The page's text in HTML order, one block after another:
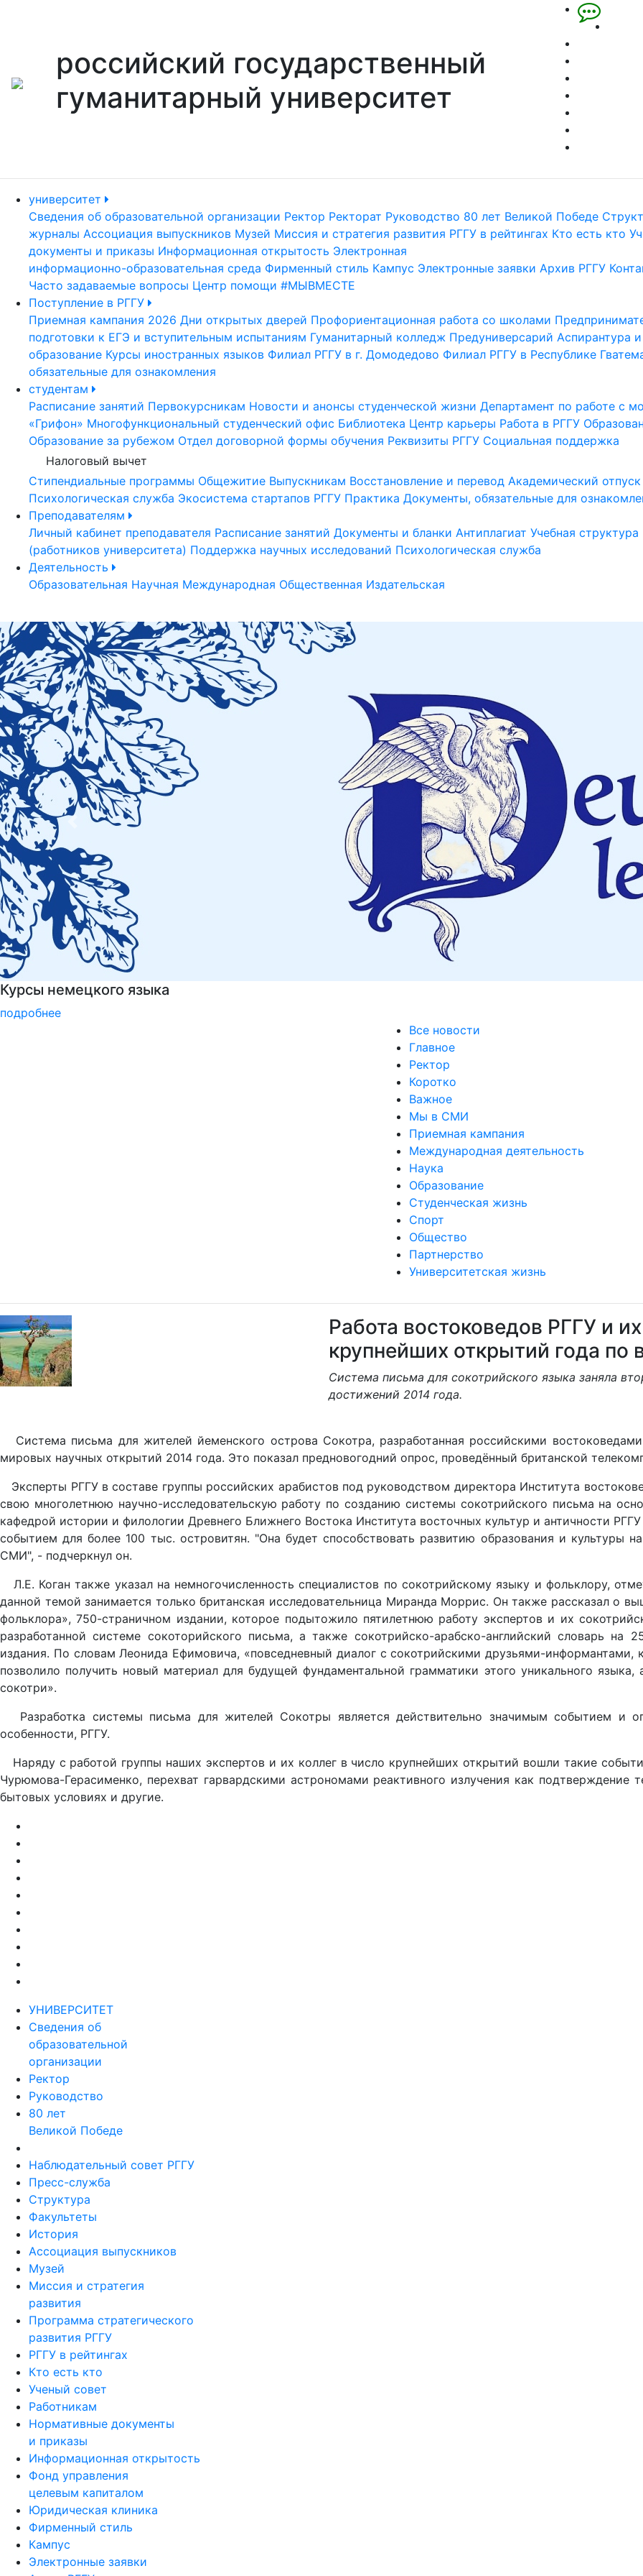
российский государственный
гуманитарный университет
университет
Сведения об образовательной организации Ректор Ректорат Руководство 80 лет Великой Победе
журналы Ассоциация выпускников Музей Миссия и стратегия развития РГГУ в рейтингах Кто есть кто
документы и приказы Информационная открытость Электронная
информационно-образовательная среда Фирменный стиль Кампус Электронные заявки Архив РГГУ
Часто задаваемые вопросы Центр помощи #МЫВМЕСТЕ
Поступление в РГГУ
Приемная кампания 2026 Дни открытых дверей Профориентационная работа со школами
подготовки к ЕГЭ и вступительным испытаниям Гуманитарный колледж Предуниверсарий Аспирантура
образование Курсы иностранных языков Филиал РГГУ в г. Домодедово Филиал РГГУ в Республике
обязательные для ознакомления
студентам
Расписание занятий Первокурсникам Новости и анонсы студенческой жизни Департамент по работе с
«Грифон» Многофункциональный студенческий офис Библиотека Центр карьеры Работа в РГГУ
Образование за рубежом Отдел договорной формы обучения Реквизиты РГГУ Социальная поддержка
Налоговый вычет
Стипендиальные программы Общежитие Выпускникам Восстановление и перевод Академический отпуск
Психологическая служба Экосистема стартапов РГГУ Практика Документы, обязательные для
Преподавателям
Личный кабинет преподавателя Расписание занятий Документы и бланки Антиплагиат Учебная структура
(работников университета) Поддержка научных исследований Психологическая служба
Деятельность
Образовательная Научная Международная Общественная Издательская
Узнать больше о музейных экспонатах и актуальных выставках
подробнее
Previous
Все новости
Главное
Ректор
Коротко
Важное
Мы в СМИ
Приемная кампания
Международная деятельность
Наука
Образование
Студенческая жизнь
Спорт
Общество
Партнерство
Университетская жизнь
Работа востоковедов РГГУ и
крупнейших открытий года по
Система письма для сокотрийского языка заняла
достижений 2014 года.
Система письма для жителей йеменского острова Сокотра, разработанная российскими
мировых научных открытий 2014 года. Это показал предновогодний опрос, проведённый британской
Эксперты РГГУ в составе группы российских арабистов под руководством директора Института
свою многолетнюю научно-исследовательскую работу по созданию системы сокотрийского письма на
кафедрой истории и филологии Древнего Ближнего Востока Института восточных культур и античности
событием для более 100 тыс. островитян. "Она будет способствовать развитию образования и культуры
СМИ", - подчеркнул он.
Л.Е. Коган также указал на немногочисленность специалистов по сокотрийскому языку и фольклору,
данной темой занимается только британская исследовательница Миранда Моррис. Он также рассказал о
фольклора», 750-страничном издании, которое подытожило пятилетнюю работу экспертов и их
разработанной системе сокоторийского письма, а также сокотрийско-арабско-английский словарь
издания. По словам Леонида Ефимовича, «повседневный диалог с сокотрийскими друзьями-информантами,
позволило получить новый материал для будущей фундаментальной грамматики этого уникального языка,
сокотри».
Разработка системы письма для жителей Сокотры является действительно значимым событием и
особенности, РГГУ.
Наряду с работой группы наших экспертов и их коллег в число крупнейших открытий вошли такие
Чурюмова-Герасименко, перехват гарвардскими астрономами реактивного излучения как
бытовых условиях и другие.
УНИВЕРСИТЕТ
Сведения об
образовательной
организации
Ректор
Руководство
80 лет
Великой Победе
Наблюдательный совет РГГУ
Пресс-служба
Структура
Факультеты
История
Ассоциация выпускников
Музей
Миссия и стратегия
развития
Программа стратегического
развития РГГУ
РГГУ в рейтингах
Кто есть кто
Ученый совет
Работникам
Нормативные документы
и приказы
Информационная открытость
Фонд управления
целевым капиталом
Юридическая клиника
Фирменный стиль
Кампус
Электронные заявки